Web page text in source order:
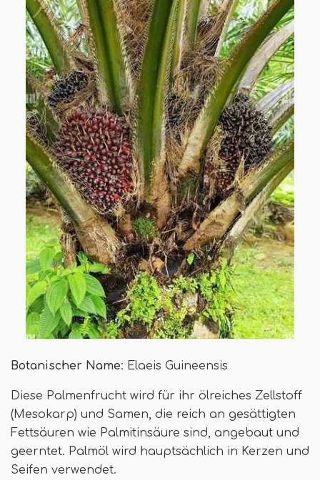
Botanischer Name: Elaeis Guineensis
Diese Palmenfrucht wird für ihr ölreiches Zellstoff
(Mesokarp) und Samen, die reich an gesättigten
Fettsäuren wie Palmitinsäure sind, angebaut und
geerntet. Palmöl wird hauptsächlich in Kerzen und
Seifen verwendet.